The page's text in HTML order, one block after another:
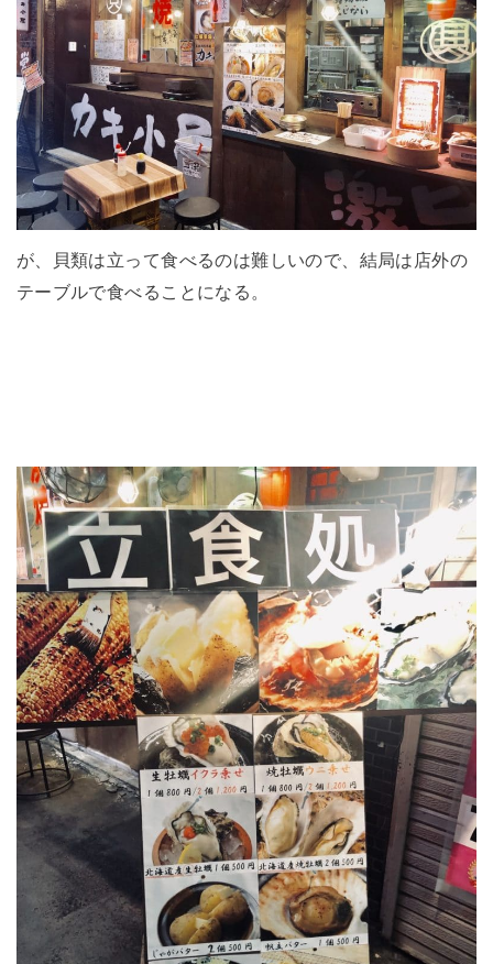
が、貝類は立って食べるのは難しいので、結局は店外の
テーブルで食べることになる。